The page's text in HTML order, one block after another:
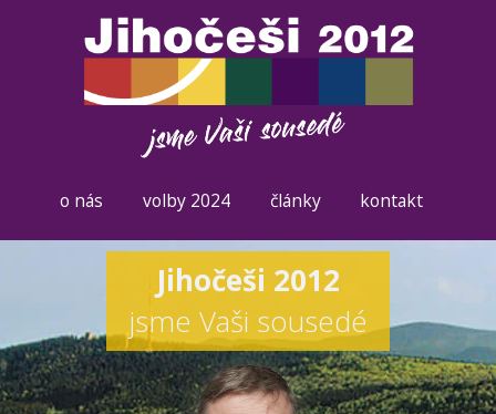
o nás volby 2024 články kontakt
Jihočeši 2012
jsme Vaši sousedé